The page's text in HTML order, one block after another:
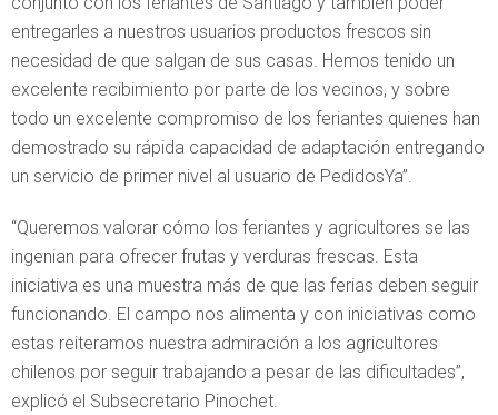
entregarles a nuestros usuarios productos frescos sin
necesidad de que salgan de sus casas. Hemos tenido un
excelente recibimiento por parte de los vecinos, y sobre
todo un excelente compromiso de los feriantes quienes han
demostrado su rápida capacidad de adaptación entregando
un servicio de primer nivel al usuario de PedidosYa”.
“Queremos valorar cómo los feriantes y agricultores se las
ingenian para ofrecer frutas y verduras frescas. Esta
iniciativa es una muestra más de que las ferias deben seguir
funcionando. El campo nos alimenta y con iniciativas como
estas reiteramos nuestra admiración a los agricultores
chilenos por seguir trabajando a pesar de las dificultades”,
explicó el Subsecretario Pinochet.